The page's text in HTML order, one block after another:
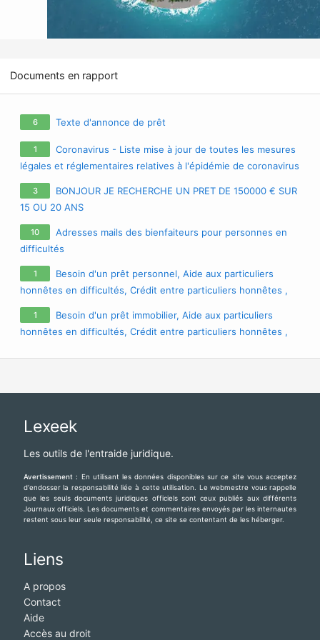
Documents en rapport
6 Texte d'annonce de prêt
1
Coronavirus - Liste mise à jour de toutes les mesures
légales et réglementaires relatives à l'épidémie de coronavirus
/ covid-19 / sars-cov-2
3
BONJOUR JE RECHERCHE UN PRET DE 150000 € SUR
15 OU 20 ANS
10
Adresses mails des bienfaiteurs pour personnes en
difficultés
1
Besoin d'un prêt personnel, Aide aux particuliers
honnêtes en difficultés, Crédit entre particuliers honnêtes ,
Prêt personnel sans passer par une banque , Prêt entre
particuliers honnêtes en France et La Belgique , Prêt
personnel sans passer par une banque :
cherylgremont3@gmail.com
1
Besoin d'un prêt immobilier, Aide aux particuliers
honnêtes en difficultés, Crédit entre particuliers honnêtes ,
cherylgremont3@gmail.com
Lexeek
Les outils de l'entraide juridique.
Avertissement : En utilisant les données disponibles sur ce site vous acceptez
d'endosser la responsabilité liée à cette utilisation. Le webmestre vous rappelle
que les seuls documents juridiques officiels sont ceux publiés aux différents
Journaux officiels. Les documents et commentaires envoyés par les internautes
restent sous leur seule responsabilité, ce site se contentant de les héberger.
Liens
A propos
Contact
Aide
Accès au droit